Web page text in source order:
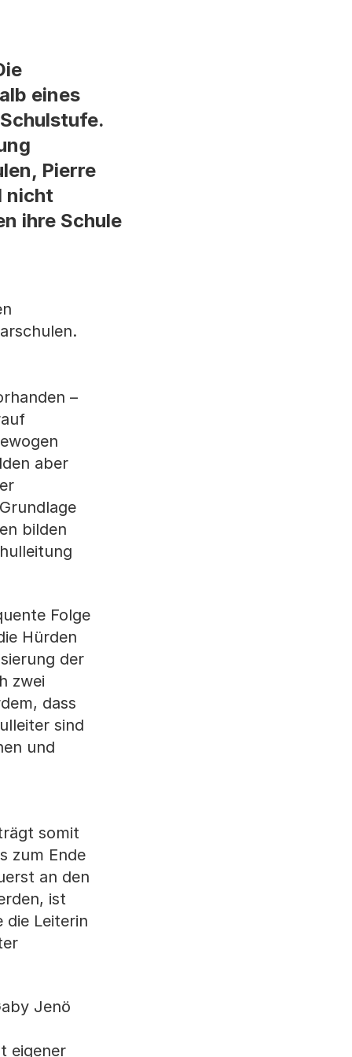
eines
Pierre
nicht
ihre Schule
–
aber
bilden
Folge
Hürden
der
zwei
dass
sind
und
somit
zum Ende
an den
ist
die Leiterin
Jenö
eigener